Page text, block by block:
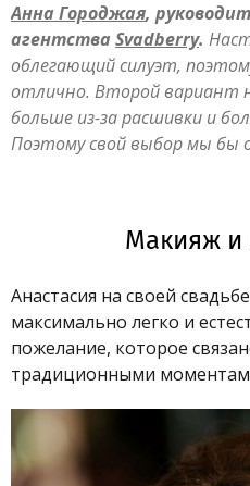
Анна Городжая,
агентства Svadberry.
облегающий силуэт,
отлично. Второй вариант
больше из-за расшивки и
Поэтому свой выбор мы бы
Макияж и
Анастасия на своей
максимально легко и
пожелание, которое
традиционными